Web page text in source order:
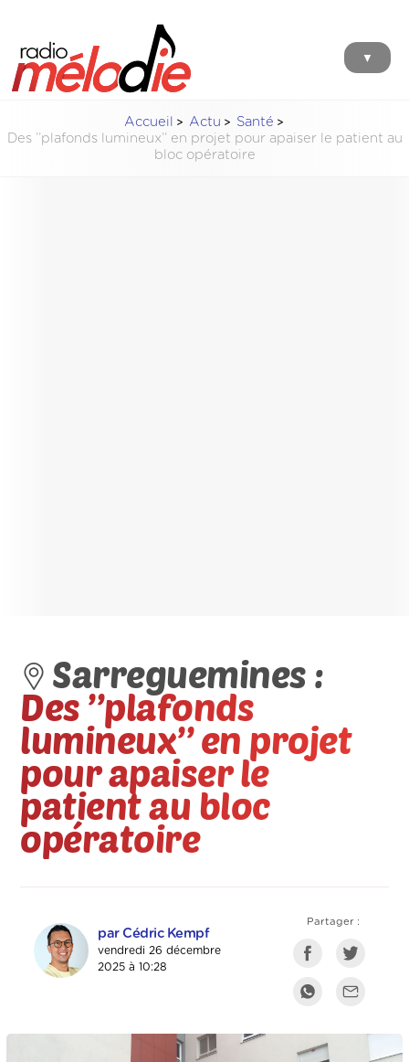
▼
Accueil Actu
Santé
Des ’’plafonds lumineux’’ en projet pour apaiser le patient au
bloc opératoire
Sarreguemines :
Des ’’plafonds
lumineux’’ en projet
pour apaiser le
patient au bloc
opératoire
par Cédric Kempf
vendredi 26 décembre
2025 à 10:28
Partager :